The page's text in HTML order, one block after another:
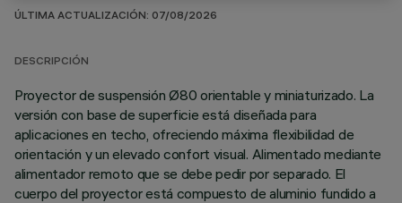
ÚLTIMA ACTUALIZACIÓN: 07/08/2026
DESCRIPCIÓN
Proyector de suspensión Ø80 orientable y miniaturizado. La
versión con base de superficie está diseñada para
aplicaciones en techo, ofreciendo máxima flexibilidad de
orientación y un elevado confort visual. Alimentado mediante
alimentador remoto que se debe pedir por separado. El
cuerpo del proyector está compuesto de aluminio fundido a